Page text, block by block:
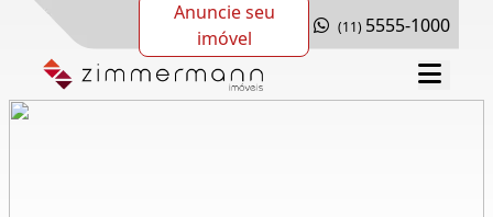
Anuncie seu
imóvel
(11) 5555-1000